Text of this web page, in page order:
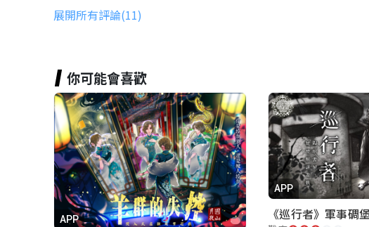
蔡采晏
護，使美麗的風景延續下去！
Sandy Huang
2024-12-07 00:29:13 ★★★★★
很棒的遊戲！！
展開所有評論(11)
你可能會喜歡
APP
APP